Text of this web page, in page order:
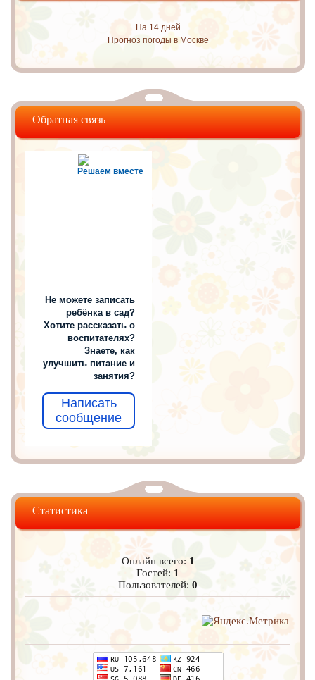
На 14 дней
Прогноз погоды в Москве
Обратная связь
Решаем вместе
Не можете записать
ребёнка в сад?
Хотите рассказать о
воспитателях?
Знаете, как
улучшить питание и
занятия?
Написать
сообщение
Статистика
Онлайн всего: 1
Гостей: 1
Пользователей:0